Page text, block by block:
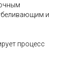
и
процесс